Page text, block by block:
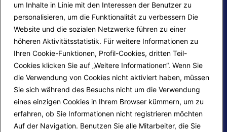
um Inhalte in Linie mit den Interessen der Benutzer zu
personalisieren, um die Funktionalität zu verbessern Die
Website und die sozialen Netzwerke führen zu einer
höheren Aktivitätsstatistik. Für weitere Informationen zu
Ihren Cookie-Funktionen, Profil-Cookies, dritten Teil-
Cookies klicken Sie auf „Weitere Informationen“. Wenn Sie
die Verwendung von Cookies nicht aktiviert haben, müssen
Sie sich während des Besuchs nicht um die Verwendung
eines einzigen Cookies in Ihrem Browser kümmern, um zu
erfahren, ob Sie Informationen nicht registrieren möchten
Auf der Navigation. Benutzen Sie alle Mitarbeiter, die Sie
F.A.Q.
Mappa del sito
Progetti Darsi Pace
Login redattori
Calendario corsi
Privacy Policy
Cookie Policy
Seguici su: